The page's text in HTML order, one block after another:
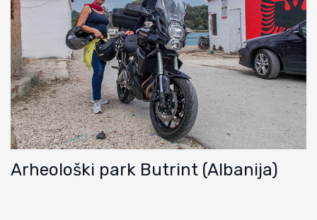
Arheološki park Butrint (Albanija)